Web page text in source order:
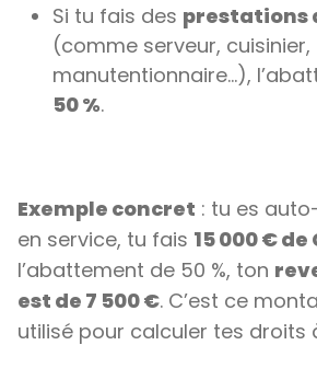
Si tu fais des prestations
(comme serveur, cuisinier,
manutentionnaire...),
50 %.
Exemple concret : tu es
en service, tu fais 15 000 € de
l’abattement de 50 %, ton
est de 7 500 €. C’est ce
utilisé pour calculer tes droits